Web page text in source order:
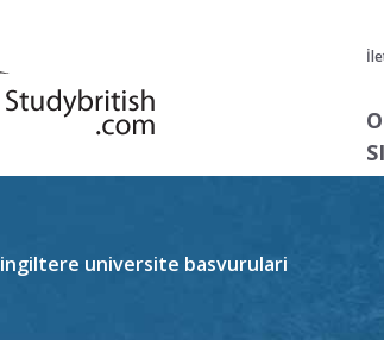
ingiltere universite basvurulari